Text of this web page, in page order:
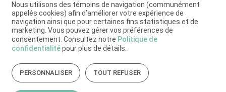
Nous utilisons des témoins de navigation (communément
appelés cookies) afin d’améliorer votre expérience de
navigation ainsi que pour certaines fins statistiques et de
marketing. Vous pouvez gérer vos préférences de
consentement. Consultez notre Politique de
confidentialitépour plus de détails.
PERSONNALISER TOUT REFUSER